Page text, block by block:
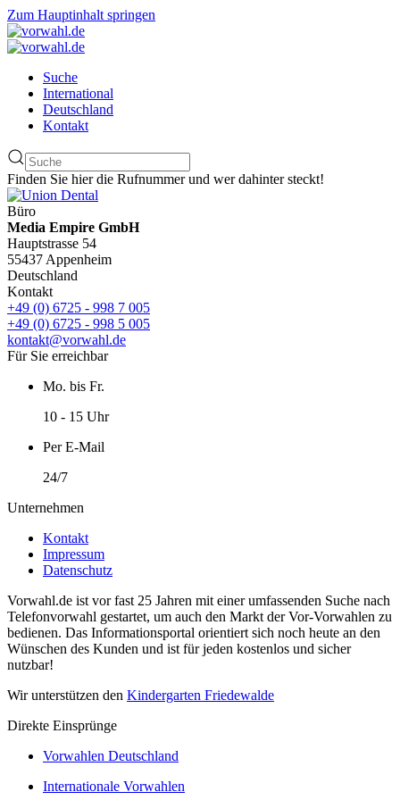
Zum Hauptinhalt springen
Suche
International
Deutschland
Kontakt
Finden Sie hier die Rufnummer und wer dahinter steckt!
Büro
Media Empire GmbH
Hauptstrasse 54
55437 Appenheim
Deutschland
Kontakt
+49 (0) 6725 - 998 7 005
+49 (0) 6725 - 998 5 005
kontakt@vorwahl.de
Für Sie erreichbar
Mo. bis Fr.
10 - 15 Uhr
Per E-Mail
24/7
Unternehmen
Kontakt
Impressum
Datenschutz
Vorwahl.de ist vor fast 25 Jahren mit einer umfassenden Suche nach
Telefonvorwahl gestartet, um auch den Markt der Vor-Vorwahlen zu
bedienen. Das Informationsportal orientiert sich noch heute an den
Wünschen des Kunden und ist für jeden kostenlos und sicher
nutzbar!
Wir unterstützen den Kindergarten Friedewalde
Direkte Einsprünge
Vorwahlen Deutschland
Internationale Vorwahlen